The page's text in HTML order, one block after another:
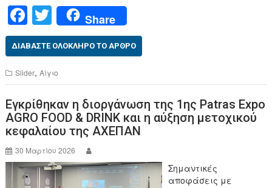
F
a
c
e
b
o
o
k
T
wi
tt
er
Share
ΔΙΑΒΆΣΤΕ ΟΛΌΚΛΗΡΟ ΤΟ ΆΡΘΡΟ
Slider,Αίγιο
Εγκρίθηκαν η διοργάνωση της 1ης Patras Expo
AGRO FOOD & DRINK και η αύξηση μετοχικού
κεφαλαίου της ΑΧΕΠΑΝ
30 Μαρτίου 2026
Σημαντικές
αποφάσεις με